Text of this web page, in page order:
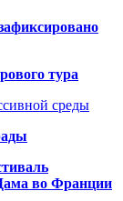
тура
среды
во Франции